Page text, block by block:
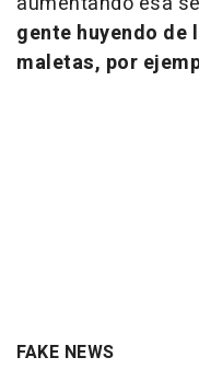
gente huyendo de
maletas, por
FAKE NEWS